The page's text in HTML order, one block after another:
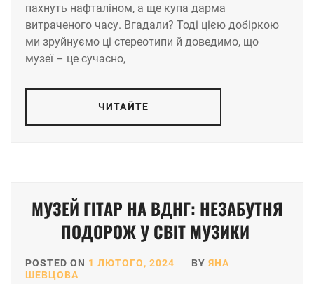
пахнуть нафталіном, а ще купа дарма
витраченого часу. Вгадали? Тоді цією добіркою
ми зруйнуємо ці стереотипи й доведимо, що
музеї – це сучасно,
ЧИТАЙТЕ
МУЗЕЙ ГІТАР НА ВДНГ: НЕЗАБУТНЯ
ПОДОРОЖ У СВІТ МУЗИКИ
POSTED ON 1 ЛЮТОГО, 2024 BY ЯНА
ШЕВЦОВА